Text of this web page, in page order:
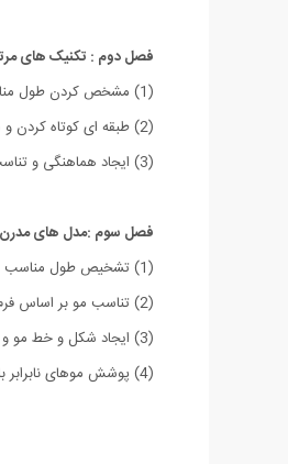
فصل دوم : تکنیک های
(1) مشخص کردن طول مناسب مو
(2) طبقه ای کوتاه کردن و مرتب کردن موها
(3) ایجاد هماهنگی و تناسب بخش های مختلف مو
فصل سوم :مدل های مدرن
(1) تشخیص طول مناسب مو براساس بافت موها
(2) تناسب مو بر اساس فرم سر با توجه به لایه های افقی و عمودی
(3) ایجاد شکل و خط مو و اتصال موهای دو طرف سر
(4) پوشش موهای نابرابر با استفاده از زاویه ی درست انگشتها